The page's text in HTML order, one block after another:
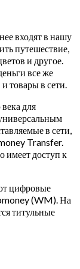
входят в нашу
путешествие,
и другое.
все же
и товары в сети.
для
в сети,
Transfer.
имеет доступ к
цифровые
(WM). На
титульные